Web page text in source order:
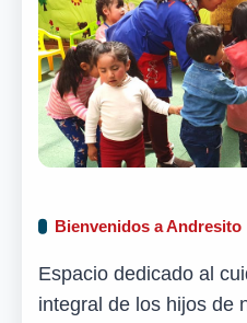
Bienvenidos a Andresito
Espacio dedicado al
integral de los hijos de